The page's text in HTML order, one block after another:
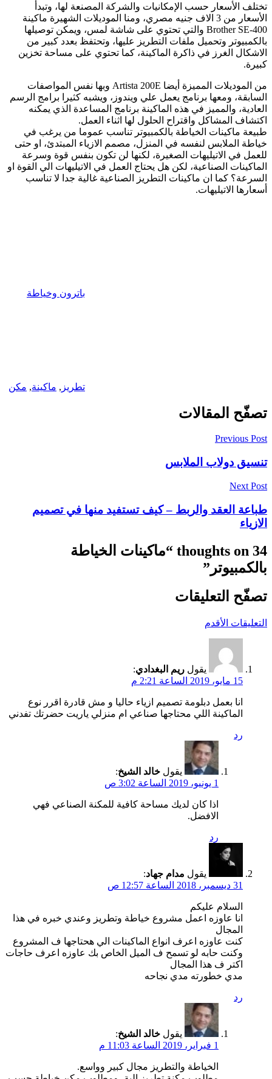
تختلف الأسعار حسب الإمكانيات والشركة المصنعة لها، وتبدأ
الأسعار من 3 الاف جنيه مصري، ومنا الموديلات الشهيرة ماكينة
Brother SE-400 والتي تحتوي على شاشة لمس، ويمكن توصيلها
بالكمبيوتر وتحميل ملفات التطريز عليها، وتحتفظ بعدد كبير من
الاشكال الغرز في ذاكرة الماكينة، كما تحتوي على مساحة تخزين
كبيرة.
من الموديلات المميزة أيضا Artista 200E وبها نفس المواصفات
السابقة، ومعها برنامج يعمل علي ويندوز، ويشبه كثيرا برامج الرسم
العادية، والمميز في هذه الماكينة برنامج المساعدة الذي يمكنه
اكتشاف المشاكل واقتراح الحلول لها اثناء العمل.
طبيعة ماكينات الخياطة بالكمبيوتر تناسب عموما من يرغب في
خياطة الملابس لنفسه في المنزل، مصمم الازياء المبتدئ، او حتى
للعمل في الاتيليهات الصغيرة، لكنها لن تكون بنفس قوة وسرعة
الماكينات الصناعية، لكن هل يحتاج العمل في الاتيليهات الي القوة او
السرعة؟ كما ان ماكينات التطريز الصناعية غالية جدا لا تناسب
أسعارها الاتيليهات.
باترون وخياطة
تطريز , ماكينة, مكن
تصفّح المقالات
Previous Post
تنسيق دولاب الملابس
Next Post
طباعة العقد والربط – كيف تستفيد منها في تصميم
الازياء
34 thoughts on “
ماكينات الخياطة
بالكمبيوتر ”
تصفّح التعليقات
التعليقات الأقدم
يقول ريم البغدادي:
15 مايو، 2019 الساعة 2:21 م
انا بعمل دبلومة تصميم ازياء حاليا و مش قادرة اقرر نوع
الماكينة اللي محتاجها صناعي ام منزلي ياريت حضرتك تفدني
رد
يقول خالد الشيخ:
1 يونيو، 2019 الساعة 3:02 ص
اذا كان لديك مساحة كافية للمكنة الصناعي فهي
الافضل.
رد
يقول مدام جهاد:
31 ديسمبر، 2018 الساعة 12:57 ص
السلام عليكم
انا عاوزه اعمل مشروع خياطة وتطريز وعندي خبره في هذا
المجال
كنت عاوزه اعرف انواع الماكينات الي هحتاجها ف المشروع
وكنت حابه لو تسمح ف الميل الخاص بك عاوزه اعرف حاجات
اكتر ف هذا المجال
مدي خطورته مدي نجاحه
رد
يقول خالد الشيخ:
1 فبراير، 2019 الساعة 11:03 م
الخياطة والتطريز مجال كبير وواسع.